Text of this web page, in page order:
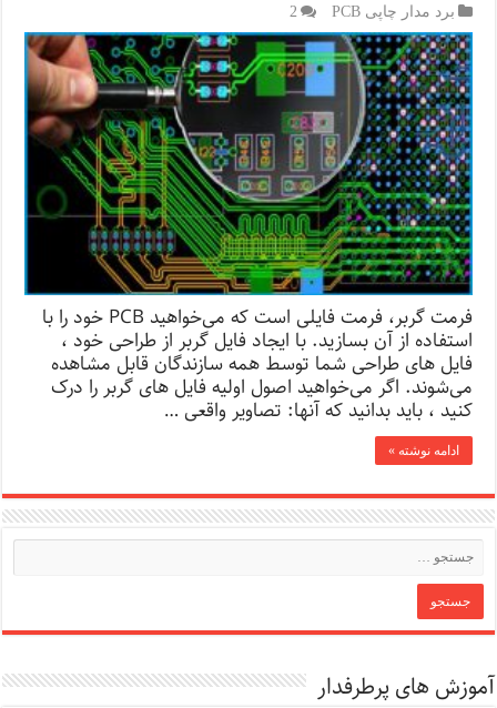
برد مدار چاپی PCB 2
فرمت گربر، فرمت فایلی است که می‌خواهید PCB خود را با
استفاده از آن بسازید. با ایجاد فایل گربر از طراحی خود ،
فایل های طراحی شما توسط همه سازندگان قابل مشاهده
می‌شوند. اگر می‌خواهید اصول اولیه فایل های گربر را درک
کنید ، باید بدانید که آنها: تصاویر واقعی …
ادامه نوشته »
آموزش های پرطرفدار